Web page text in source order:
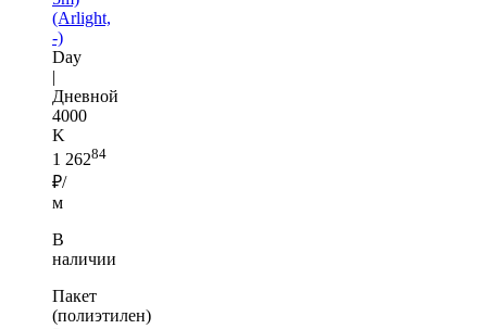
(Arlight,
-)
Day
|
Дневной
4000
K
1 26284
₽/
м
В
наличии
Пакет
(полиэтилен)